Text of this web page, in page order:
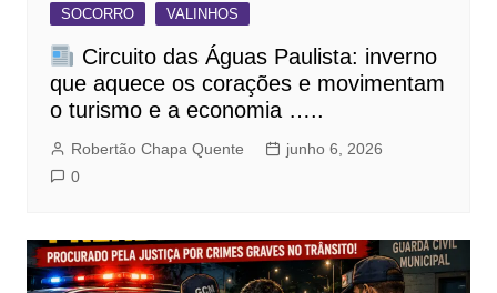
SOCORRO
VALINHOS
Circuito das Águas Paulista: inverno
que aquece os corações e movimentam
o turismo e a economia …..
Robertão Chapa Quente
junho 6, 2026
0